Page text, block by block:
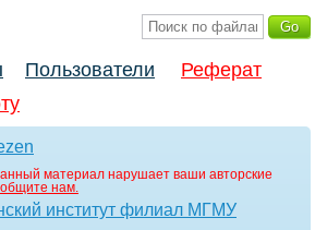
Пользователи
Реферат
материал нарушает ваши авторские
нам.
институт филиал МГМУ